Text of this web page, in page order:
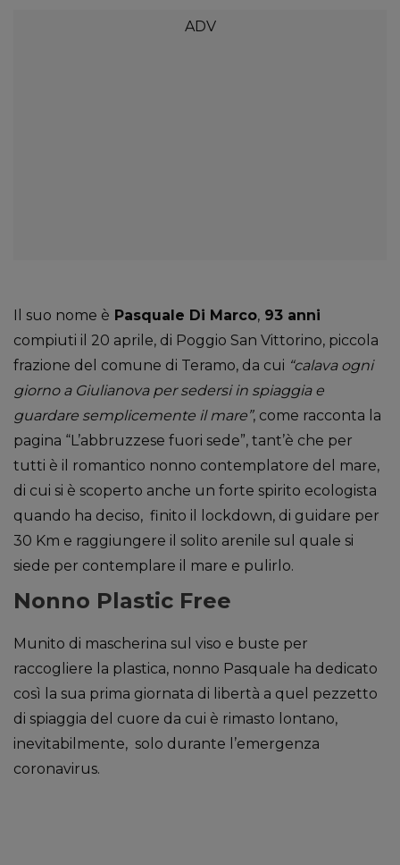
Il suo nome è Pasquale Di Marco, 93 anni
compiuti il 20 aprile, di Poggio San Vittorino, piccola
frazione del comune di Teramo, da cui “calava ogni
giorno a Giulianova per sedersi in spiaggia e
guardare semplicemente il mare”, come racconta la
pagina “L’abbruzzese fuori sede”, tant’è che per
tutti è il romantico nonno contemplatore del mare,
di cui si è scoperto anche un forte spirito ecologista
quando ha deciso, finito il lockdown, di guidare per
30 Km e raggiungere il solito arenile sul quale si
siede per contemplare il mare e pulirlo.
Nonno Plastic Free
Munito di mascherina sul viso e buste per
raccogliere la plastica, nonno Pasquale ha dedicato
così la sua prima giornata di libertà a quel pezzetto
di spiaggia del cuore da cui è rimasto lontano,
inevitabilmente, solo durante l’emergenza
coronavirus.